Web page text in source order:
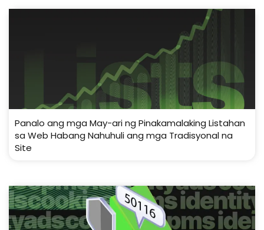
Panalo ang mga May-ari ng Pinakamalaking Listahan
sa Web Habang Nahuhuli ang mga Tradisyonal na
Site